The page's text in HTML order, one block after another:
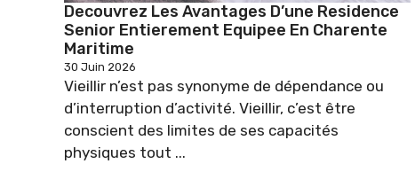
Decouvrez Les Avantages D’une Residence
Senior Entierement Equipee En Charente
Maritime
30 Juin 2026
Vieillir n’est pas synonyme de dépendance ou
d’interruption d’activité. Vieillir, c’est être
conscient des limites de ses capacités
physiques tout ...